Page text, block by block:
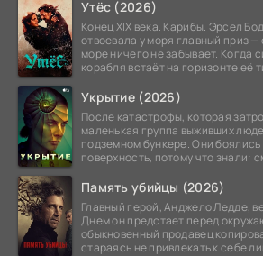
Утёс (2026)
Конец XIX века. Карибы. Эрсел
отвоевала у моря главный приз
море ничего не забывает. Когда
корабля встаёт на горизонте её
Укрытие (2026)
После катастрофы, которая
маленькая группа выживших
подземном бункере. Они
поверхность, потому что знали:
Память убийцы (2026)
Главный герой, Анджело Ледде,
Днем он предстает перед
обыкновенный продавец
стараясь не привлекать к себе